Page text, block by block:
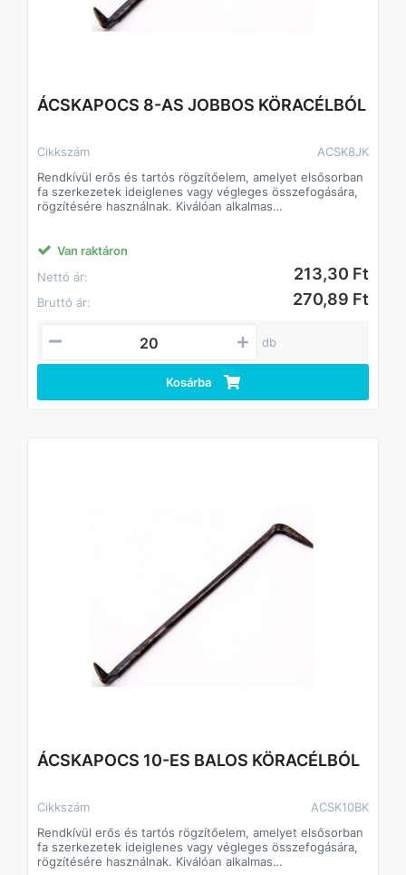
ÁCSKAPOCS 8-AS JOBBOS KÖRACÉLBÓL
Cikkszám
ACSK8JK
Rendkívül erős és tartós rögzítőelem, amelyet elsősorban
fa szerkezetek ideiglenes vagy végleges összefogására,
rögzítésére használnak. Kiválóan alkalmas
A köracél alapanyag nagy szilárdságot biztosít, így a
kapocs nem deformálódik terhelés alatt, és hosszú
élettartamot garantál még kültéri körülmények között is.
Anyaga: köracél
Nagy szilárdság és ellenálló képesség
Könnyen beüthető, stabil rögzítést biztosít
Alkalmas ácsmunkákhoz, faszerkezetekhez,
építkezésekhez
Van raktáron
Nettó ár:
213,30 Ft
Bruttó ár: 270,89 Ft
db
Kosárba
ÁCSKAPOCS 10-ES BALOS KÖRACÉLBÓL
Cikkszám
ACSK10BK
Rendkívül erős és tartós rögzítőelem, amelyet elsősorban
fa szerkezetek ideiglenes vagy végleges összefogására,
rögzítésére használnak. Kiválóan alkalmas